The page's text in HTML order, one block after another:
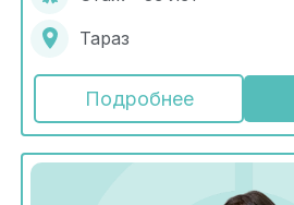
Тараз
Подробнее